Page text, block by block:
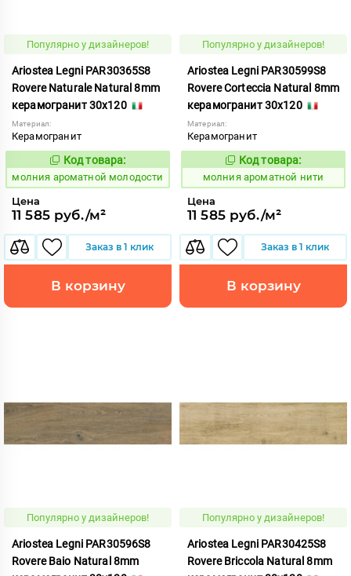
Популярно у дизайнеров!
Ariostea Legni PAR30365S8
Rovere Naturale Natural 8mm
керамогранит 30x120
Материал:
Керамогранит
1000304
Код товара:
молния ароматной молодости
Цена
11 585 руб./м²
Заказ в 1 клик
В корзину
Популярно у дизайнеров!
Ariostea Legni PAR30599S8
Rovere Corteccia Natural 8mm
керамогранит 30x120
Материал:
Керамогранит
1000310
Код товара:
молния ароматной нити
Цена
11 585 руб./м²
Заказ в 1 клик
В корзину
Популярно у дизайнеров!
Ariostea Legni PAR30596S8
Rovere Baio Natural 8mm
Популярно у дизайнеров!
Ariostea Legni PAR30425S8
Rovere Briccola Natural 8mm